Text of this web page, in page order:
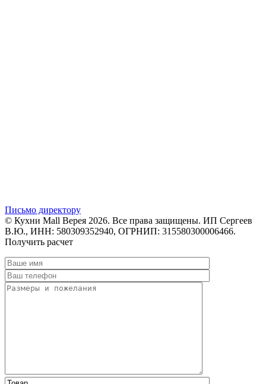
Письмо директору
© Кухни Mall Верея 2026. Все права защищены. ИП Сергеев
В.Ю., ИНН: 580309352940, ОГРНИП: 315580300006466.
Получить расчет